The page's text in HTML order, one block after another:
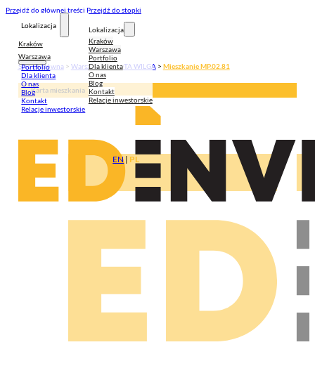
Przejdź do głównej treści Przejdź do stopki
Lokalizacja
Kraków
Warszawa
Portfolio
Dla klienta
O nas
Blog
Kontakt
Relacje inwestorskie
Lokalizacja
Kraków
Warszawa
Portfolio
Dla klienta
O nas
Blog
Kontakt
Relacje inwestorskie
EN| PL
Strona główna > Warszawa>ZŁOTA WILGA> Mieszkanie MP.02.81
Karta mieszkania